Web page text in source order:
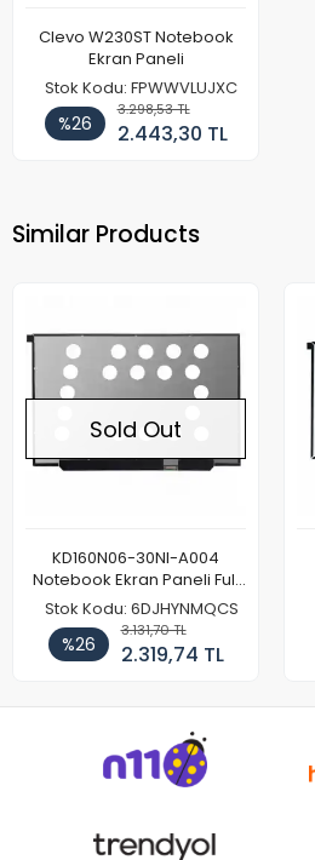
Clevo W230ST Notebook
Ekran Paneli
Stok Kodu: FPWWVLUJXC
%26
3.298,53 TL
2.443,30 TL
Similar Products
Sold Out
KD160N06-30NI-A004
Notebook Ekran Paneli Full
HD
Stok Kodu: 6DJHYNMQCS
%26
3.131,70 TL
2.319,74 TL